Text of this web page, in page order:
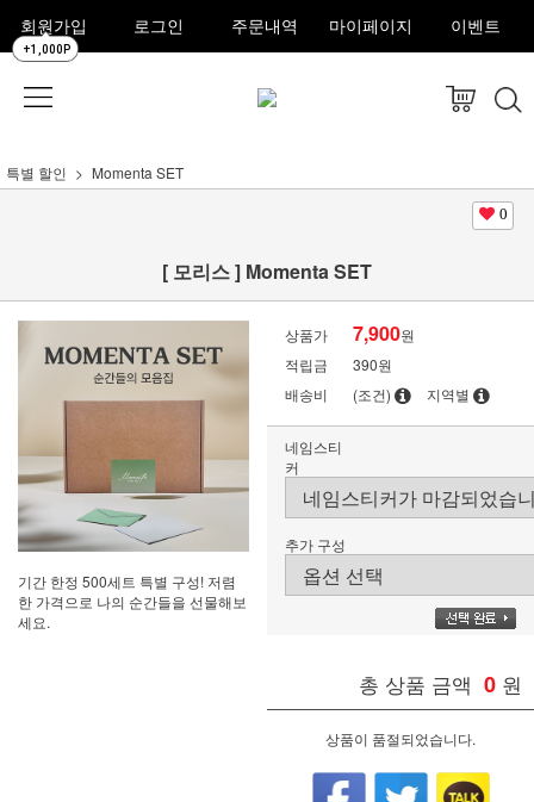
회원가입
+1,000P
로그인 주문내역 마이페이지 이벤트
특별 할인 Momenta SET
0
[ 모리스 ] Momenta SET
기간 한정 500세트 특별 구성! 저렴
한 가격으로 나의 순간들을 선물해보
세요.
상품가 7,900원
적립금
390원
배송비
(조건) 지역별
네임스티
커
추가 구성
총 상품 금액 0 원
상품이 품절되었습니다.